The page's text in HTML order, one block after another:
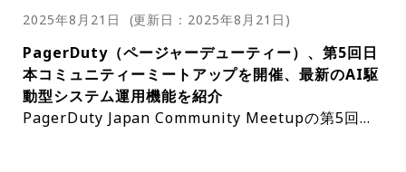
ョンのあるべき姿を体現している。つまり、スマー
当てているということだ。PagerDuty Operations
Cloudを活用することで、組織は問題をより迅速に
解決できるだけでなく、問題を未然に防ぐことも可
能になり、デジタルインフラを事後対応型のコスト
化され、効率が向上する。PagerDutyは、カスタマ
客向けにフィールドを必須としてマークする機能も
導入した。これにより、インシデント解決前に必要
な情報が全て提供されるため、不完全または不正確
なデータのリスクが軽減される。さらに、ユーザー
としている。▶️‌Private Status PageがBusinessプ
認証で保護されたプライベートなステータスページ
を使用することで、内部従業員、パートナー、また
は顧客とリアルタイムのサービス正常性を安全に共
有できる。全ての認証ユーザーが同じビューを共有
ューティー）は、さまざまな業界におけるAIの導入
と実装において、大きなギャップがあることを報告
した。マッキンゼーの最近の調査によると、企業の
78%が少なくとも1つの業務機能でAIを活用してい
る。IBMの調査によると、AIパイロットプログラム
のうち、期待された投資収益率（ROI）を達成した
2025年8月21日 (更新日： 2025年8月21日 )
PagerDuty（ページャーデューティー）、第5回日
本コミュニティーミートアップを開催、最新のAI駆
動型システム運用機能を紹介
PagerDuty Japan Community Meetupの第5回が